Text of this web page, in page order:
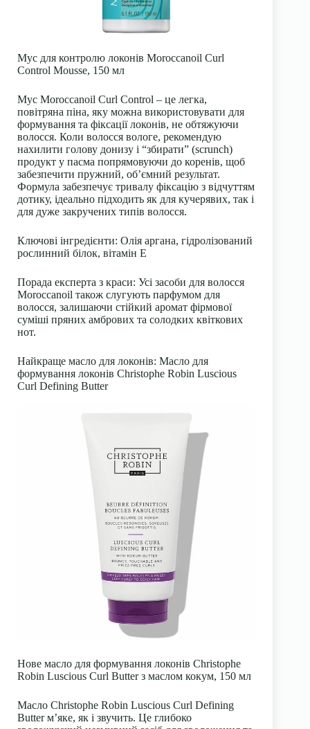
Мус для контролю локонів Moroccanoil Curl
Control Mousse, 150 мл
Мус Moroccanoil Curl Control – це легка,
повітряна піна, яку можна використовувати для
формування та фіксації локонів, не обтяжуючи
волосся. Коли волосся вологе, рекомендую
нахилити голову донизу і “збирати” (scrunch)
продукт у пасма попрямовуючи до коренів, щоб
забезпечити пружний, об’ємний результат.
Формула забезпечує тривалу фіксацію з відчуттям
дотику, ідеально підходить як для кучерявих, так і
для дуже закручених типів волосся.
Ключові інгредієнти: Олія аргана, гідролізований
рослинний білок, вітамін Е
Порада експерта з краси: Усі засоби для волосся
Moroccanoil також слугують парфумом для
волосся, залишаючи стійкий аромат фірмової
суміші пряних амбрових та солодких квіткових
нот.
Найкраще масло для локонів: Масло для
формування локонів Christophe Robin Luscious
Curl Defining Butter
Нове масло для формування локонів Christophe
Robin Luscious Curl Butter з маслом кокум, 150 мл
Масло Christophe Robin Luscious Curl Defining
Butter м’яке, як і звучить. Це глибоко